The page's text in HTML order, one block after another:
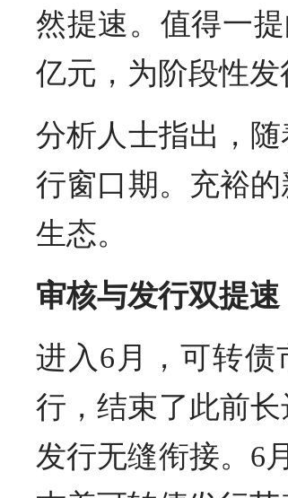
然提速。值得一
亿元，为阶段性发
分析人士指出，
行窗口期。充裕
生态。
审核与发行双提速
进入6月，可转债
行，结束了此前
发行无缝衔接。6